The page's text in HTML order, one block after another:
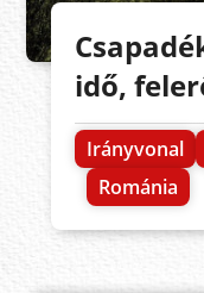
idő,
Irányvonal
Románia